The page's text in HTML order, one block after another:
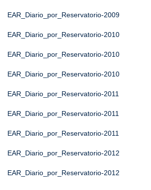
EAR_Diario_por_Reservatorio-2009
EAR_Diario_por_Reservatorio-2010
EAR_Diario_por_Reservatorio-2010
EAR_Diario_por_Reservatorio-2010
EAR_Diario_por_Reservatorio-2011
EAR_Diario_por_Reservatorio-2011
EAR_Diario_por_Reservatorio-2011
EAR_Diario_por_Reservatorio-2012
EAR_Diario_por_Reservatorio-2012